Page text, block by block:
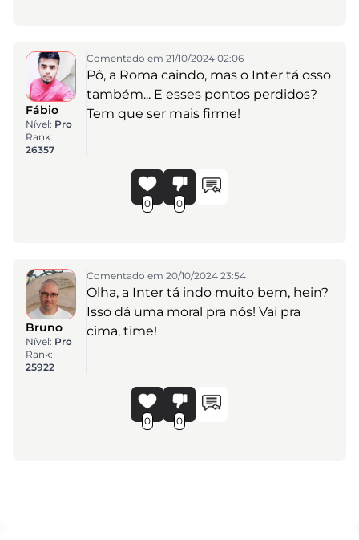
Fábio
Nível: Pro
Rank:
26357
Comentado em 21/10/2024 02:06
Pô, a Roma caindo, mas o Inter tá osso
também... E esses pontos perdidos?
Tem que ser mais firme!
0 0
Bruno
Nível: Pro
Rank:
25922
Comentado em 20/10/2024 23:54
Olha, a Inter tá indo muito bem, hein?
Isso dá uma moral pra nós! Vai pra
cima, time!
0 0